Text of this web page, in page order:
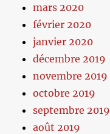
mars 2020
février 2020
janvier 2020
décembre 2019
novembre 2019
octobre 2019
septembre 2019
août 2019